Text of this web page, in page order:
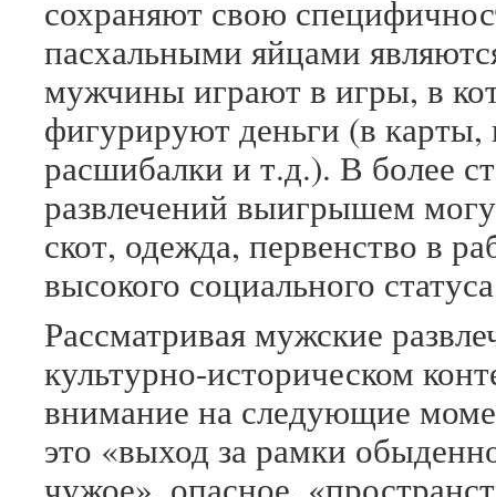
сохраняют свою
пасхальными яйцами
мужчины играют в игры, в
фигурируют деньги (в карты,
расшибалки и т.д.). В более
развлечений выигрышем
скот, одежда, первенство в
высокого социального
Рассматривая мужские
культурно-историческом
внимание на следующие
это «выход за рамки